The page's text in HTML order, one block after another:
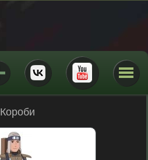
Короби